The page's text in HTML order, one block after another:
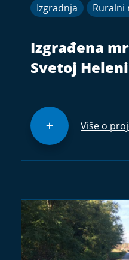
Izgradnja Ruralni
Izgrađena
Svetoj Heleni
Više o